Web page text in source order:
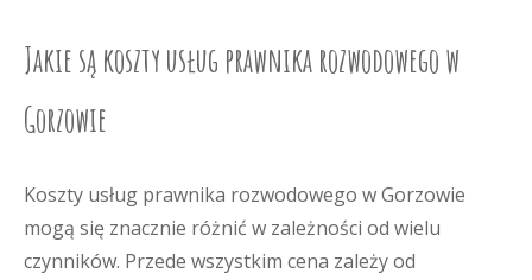
Jakie są koszty usług prawnika rozwodowego w
Gorzowie
Koszty usług prawnika rozwodowego w Gorzowie
mogą się znacznie różnić w zależności od wielu
czynników. Przede wszystkim cena zależy od